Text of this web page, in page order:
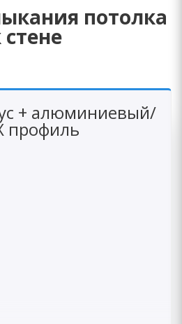
потолка
стене
+ алюминиевый/
профиль